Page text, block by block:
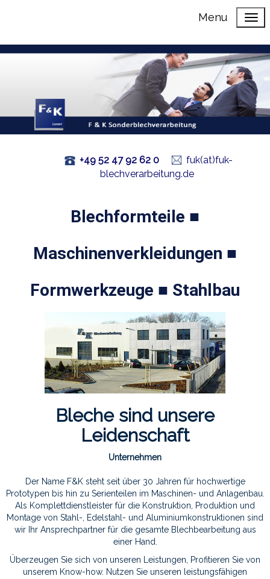
Menu
+49 52 47 92 62 0
fuk(at)fuk-
blechverarbeitung.de
Blechformteile ■
Maschinenverkleidungen ■
Formwerkzeuge ■ Stahlbau
Bleche sind unsere
Leidenschaft
Unternehmen
Der Name F&K steht seit über 30 Jahren für hochwertige
Prototypen bis hin zu Serienteilen im Maschinen- und Anlagenbau.
Als Komplettdienstleister für die Konstruktion, Produktion und
Montage von Stahl-, Edelstahl- und Aluminiumkonstruktionen sind
wir Ihr Ansprechpartner für die gesamte Blechbearbeitung aus
einer Hand.
Überzeugen Sie sich von unseren Leistungen, Profitieren Sie von
unserem Know-how. Nutzen Sie unseren leistungsfähigen